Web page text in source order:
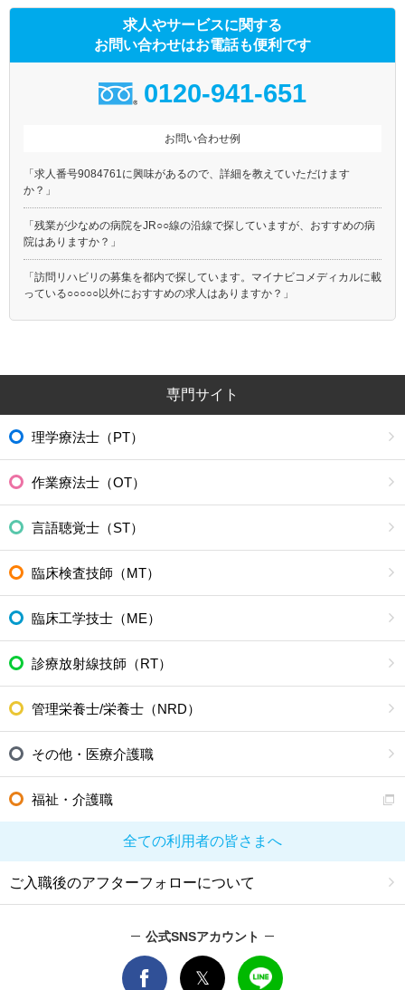
求人やサービスに関する
お問い合わせはお電話も便利です
0120-941-651
お問い合わせ例
「求人番号9084761に興味があるので、詳細を教えていただけます
か？」
「残業が少なめの病院をJR○○線の沿線で探していますが、おすすめの病
院はありますか？」
「訪問リハビリの募集を都内で探しています。マイナビコメディカルに載
っている○○○○○以外におすすめの求人はありますか？」
専門サイト
理学療法士（PT）
作業療法士（OT）
言語聴覚士（ST）
臨床検査技師（MT）
臨床工学技士（ME）
診療放射線技師（RT）
管理栄養士/栄養士（NRD）
その他・医療介護職
福祉・介護職
全ての利用者の皆さまへ
ご入職後のアフターフォローについて
公式SNSアカウント